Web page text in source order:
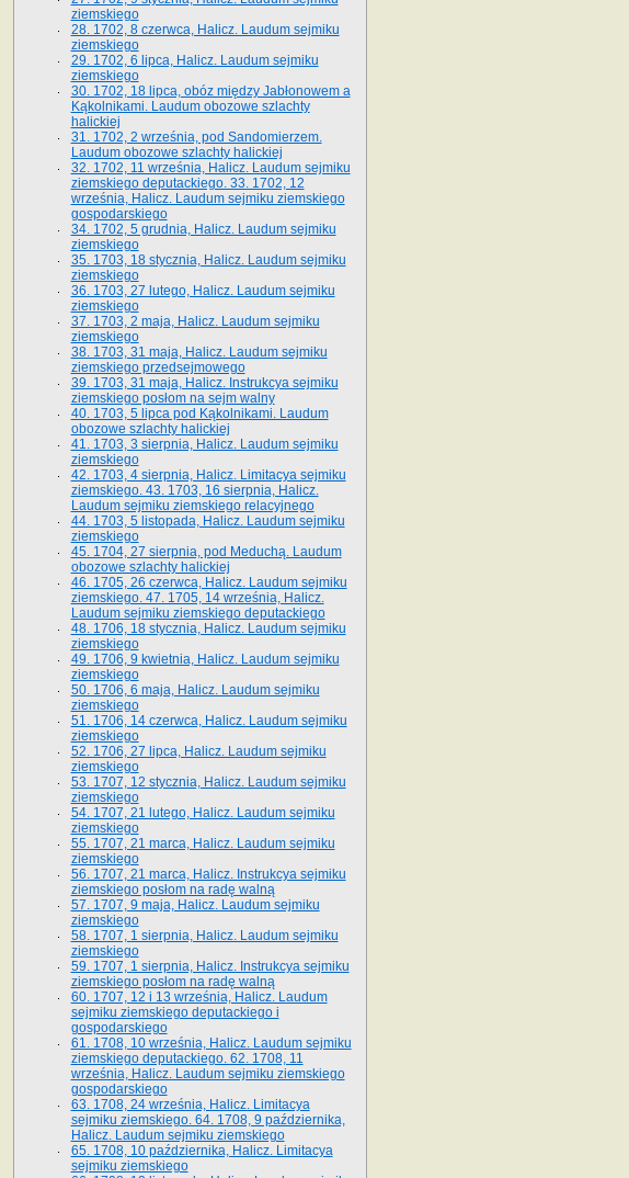
ziemskiego
28. 1702, 8 czerwca, Halicz. Laudum sejmiku
ziemskiego
29. 1702, 6 lipca, Halicz. Laudum sejmiku
ziemskiego
30. 1702, 18 lipca, obóz między Jabłonowem a
Kąkolnikami. Laudum obozowe szlachty
halickiej
31. 1702, 2 września, pod Sandomierzem.
Laudum obozowe szlachty halickiej
32. 1702, 11 września, Halicz. Laudum sejmiku
ziemskiego deputackiego. 33. 1702, 12
września, Halicz. Laudum sejmiku ziemskiego
gospodarskiego
34. 1702, 5 grudnia, Halicz. Laudum sejmiku
ziemskiego
35. 1703, 18 stycznia, Halicz. Laudum sejmiku
ziemskiego
36. 1703, 27 lutego, Halicz. Laudum sejmiku
ziemskiego
37. 1703, 2 maja, Halicz. Laudum sejmiku
ziemskiego
38. 1703, 31 maja, Halicz. Laudum sejmiku
ziemskiego przedsejmowego
39. 1703, 31 maja, Halicz. Instrukcya sejmiku
ziemskiego posłom na sejm walny
40. 1703, 5 lipca pod Kąkolnikami. Laudum
obozowe szlachty halickiej
41­. 1703, 3 sierpnia, Halicz. Laudum sejmiku
ziemskiego
42. 1703, 4 sierpnia, Halicz. Limitacya sejmiku
ziemskiego. 43. 1703, 16 sierpnia, Halicz.
Laudum sejmiku ziemskiego relacyjnego
44. 1703, 5 listopada, Halicz. Laudum sejmiku
ziemskiego
45. 1704, 27 sierpnia, pod Meduchą. Laudum
obozowe szlachty halickiej
46. 1705, 26 czerwca, Halicz. Laudum sejmiku
ziemskiego. 47. 1705, 14 września, Halicz.
Laudum sejmiku ziemskiego deputackiego
48. 1706, 18 stycznia, Halicz. Laudum sejmiku
ziemskiego
49. 1706, 9 kwietnia, Halicz. Laudum sejmiku
ziemskiego
50. 1706, 6 maja, Halicz. Laudum sejmiku
ziemskiego
51. 1706, 14 czerwca, Halicz. Laudum sejmiku
ziemskiego
52. 1706, 27 lipca, Halicz. Laudum sejmiku
ziemskiego
53. 1707, 12 stycznia, Halicz. Laudum sejmiku
ziemskiego
54. 1707, 21 lutego, Halicz. Laudum sejmiku
ziemskiego
55. 1707, 21 marca, Halicz. Laudum sejmiku
ziemskiego
56. 1707, 21 marca, Halicz. Instrukcya sejmiku
ziemskiego posłom na radę walną
57. 1707, 9 maja, Halicz. Laudum sejmiku
ziemskiego
58. 1707, 1 sierpnia, Halicz. Laudum sejmiku
ziemskiego
59. 1707, 1 sierpnia, Halicz. Instrukcya sejmiku
ziemskiego posłom na radę walną
60. 1707, 12 i 13 września, Halicz. Laudum
sejmiku ziemskiego deputackiego i
gospodarskiego
61. 1708, 10 września, Halicz. Laudum sejmiku
ziemskiego deputackiego. 62. 1708, 11
września, Halicz. Laudum sejmiku ziemskiego
gospodarskiego
63. 1708, 24 września, Halicz. Limitacya
sejmiku ziemskiego. 64. 1708, 9 października,
Halicz. Laudum sejmiku ziemskiego
65­. 1708, 10 października, Halicz. Limitacya
sejmiku ziemskiego